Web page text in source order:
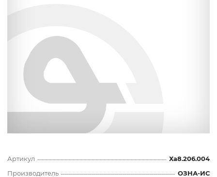
Артикул
Ха8.206.004
Производитель
ОЗНА-ИС